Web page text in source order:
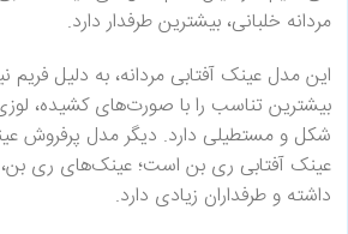
مردانه خلبانی، بیشترین طرفدار دارد.
این مدل عینک آفتابی مردانه، به دلیل فریم
بیشترین تناسب را با صورت‌های کشیده،
شکل و مستطیلی دارد. دیگر مدل پرفروش
عینک آفتابی ری بن است؛ عینک‌های ری
داشته و طرفداران زیادی دارد.